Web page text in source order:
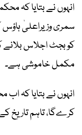
انہوں نے بتایا کہ
کو بجٹ اجلاس بلانے
مکمل خاموشی ہے۔
انہوں نے بتایا کہ اب
کرےگا، تاہم تاریخ